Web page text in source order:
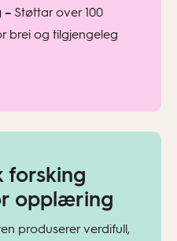
– Støttar over 100
brei og tilgjengeleg
forsking
opplæring
produserer verdifull,